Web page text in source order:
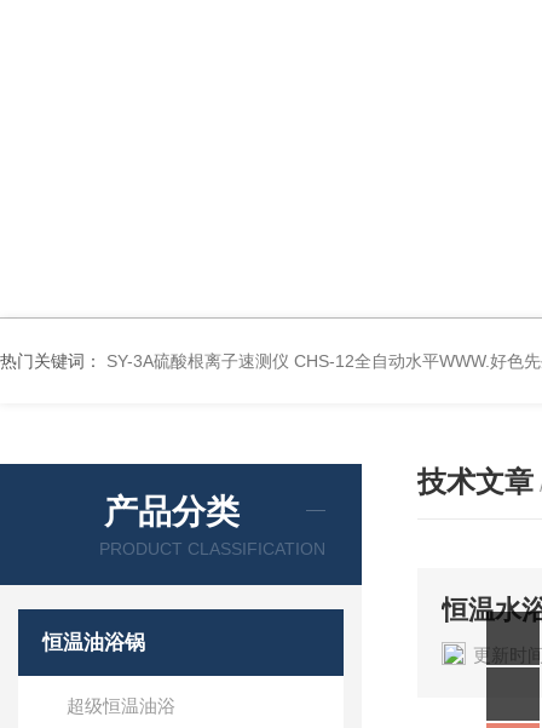
热门关键词： SY-3A硫酸根离子速测仪 CHS-12全自动水平WWW.好色
产品分类
PRODUCT CLASSIFICATION
恒温油浴锅
超级恒温油浴
技术文章
恒温水
更新时